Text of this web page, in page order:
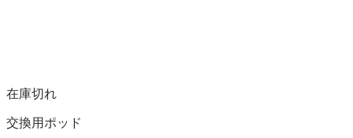
在庫切れ
交換用ポッド